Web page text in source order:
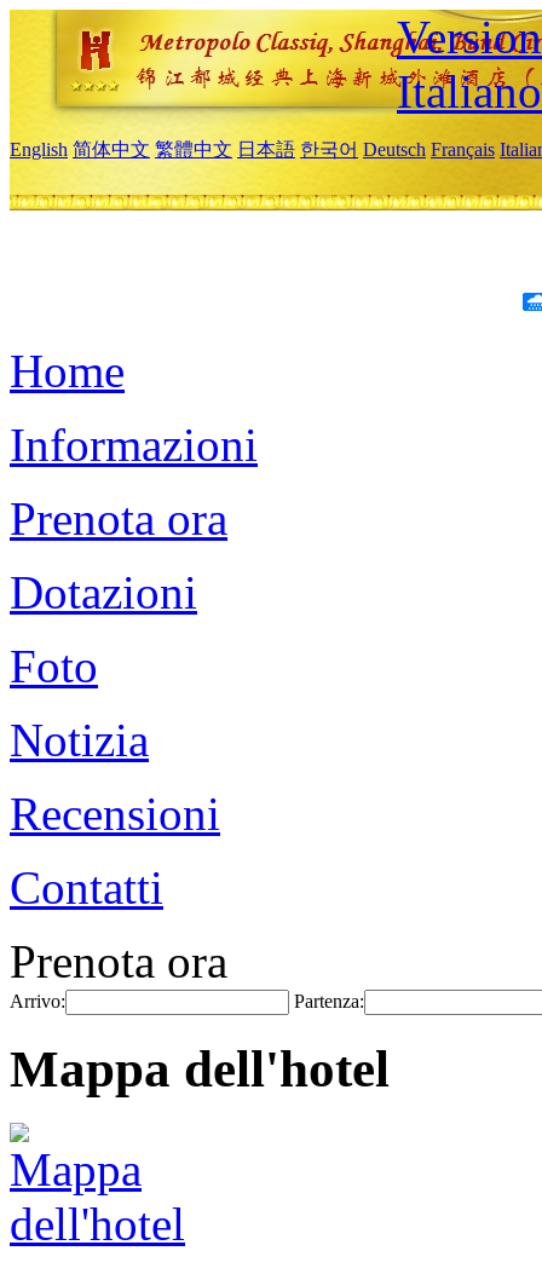
Italiano
English 简体中文 繁體中文 日本語 한국어 Deutsch Français
Home
Informazioni
Prenota ora
Dotazioni
Foto
Notizia
Recensioni
Contatti
Prenota ora
Arrivo: Partenza:
Mappa dell'hotel